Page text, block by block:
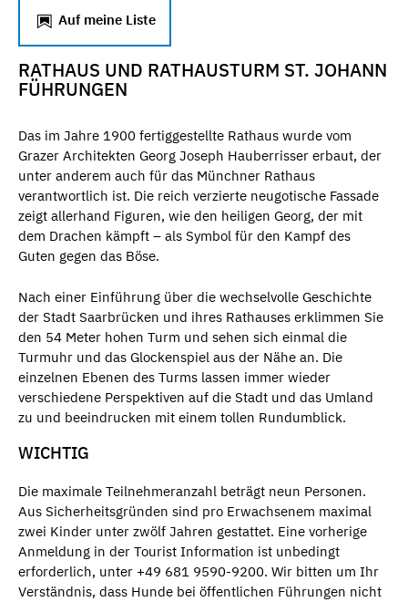
Auf meine Liste
RATHAUS UND RATHAUSTURM ST. JOHANN
FÜHRUNGEN
Das im Jahre 1900 fertiggestellte Rathaus wurde vom
Grazer Architekten Georg Joseph Hauberrisser erbaut, der
unter anderem auch für das Münchner Rathaus
verantwortlich ist. Die reich verzierte neugotische Fassade
zeigt allerhand Figuren, wie den heiligen Georg, der mit
dem Drachen kämpft – als Symbol für den Kampf des
Guten gegen das Böse.
Nach einer Einführung über die wechselvolle Geschichte
der Stadt Saarbrücken und ihres Rathauses erklimmen Sie
den 54 Meter hohen Turm und sehen sich einmal die
Turmuhr und das Glockenspiel aus der Nähe an. Die
einzelnen Ebenen des Turms lassen immer wieder
verschiedene Perspektiven auf die Stadt und das Umland
zu und beeindrucken mit einem tollen Rundumblick.
WICHTIG
Die maximale Teilnehmeranzahl beträgt neun Personen.
Aus Sicherheitsgründen sind pro Erwachsenem maximal
zwei Kinder unter zwölf Jahren gestattet. Eine vorherige
Anmeldung in der Tourist Information ist unbedingt
erforderlich, unter +49 681 9590-9200. Wir bitten um Ihr
Verständnis, dass Hunde bei öffentlichen Führungen nicht